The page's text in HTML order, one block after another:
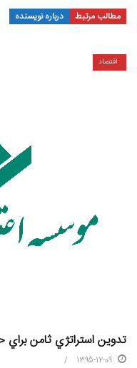
مطالب مرتبط درباره نویسنده
اقتصاد
تدوين استراتژي ثامن
1395-12-09